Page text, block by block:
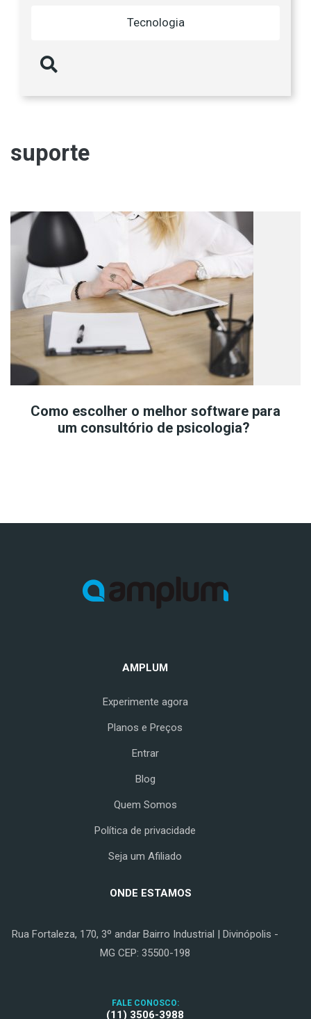
Tecnologia
suporte
Como escolher o melhor software para
um consultório de psicologia?
AMPLUM
Experimente agora
Planos e Preços
Entrar
Blog
Quem Somos
Política de privacidade
Seja um Afiliado
ONDE ESTAMOS
Rua Fortaleza, 170, 3º andar Bairro Industrial | Divinópolis -
MG CEP: 35500-198
FALE CONOSCO:
(11) 3506-3988